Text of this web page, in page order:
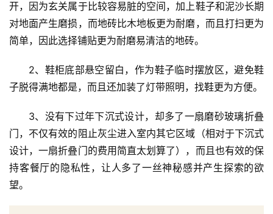
开，因为玄关属于比较容易脏的空间，加上鞋子和泥沙长期
对地面产生磨损，而地砖比木地板更为耐磨，而且打扫更为
简单，因此选择铺贴更为耐磨易清洁的地砖。
2、鞋柜底部悬空留白，作为鞋子临时摆放区，避免鞋
子脱得满地都是，而且还加装了灯带照明，找鞋更为方便。
3、没有下过年下沉式设计，却多了一扇磨砂玻璃折叠
门，不仅有效的阻止灰尘进入室内其它区域（相对于下沉式
设计，一扇折叠门的费用简直太划算了），而且也有效的保
持客餐厅的隐私性，让人多了一丝神秘感并产生探索的欲
望。